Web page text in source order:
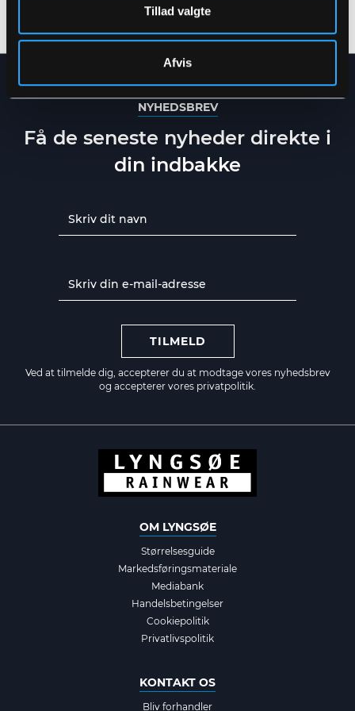
Tillad valgte
Afvis
XS - 5XL
NYHEDSBREV
Få de seneste nyheder direkte i
din indbakke
TILMELD
Ved at tilmelde dig, accepterer du at modtage vores nyhedsbrev
og accepterer vores privatpolitik.
OM LYNGSØE
Størrelsesguide
Markedsføringsmateriale
Mediabank
Handelsbetingelser
Cookiepolitik
Privatlivspolitik
KONTAKT OS
Bliv forhandler